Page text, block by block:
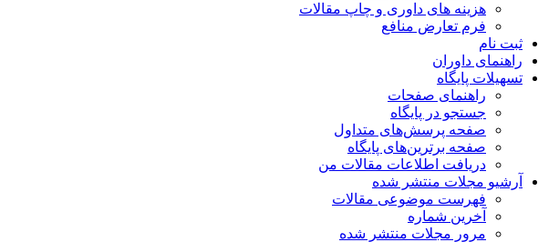
هزینه های داوری و چاپ مقالات
فرم تعارض منافع
ثبت نام
راهنمای داوران
تسهیلات پایگاه
راهنمای صفحات
جستجو در پایگاه
صفحه پرسش‌های متداول
صفحه برترین‌های پایگاه
دریافت اطلاعات مقالات من
آرشیو مجلات منتشر شده
فهرست موضوعی مقالات
آخرین شماره
مرور مجلات منتشر شده